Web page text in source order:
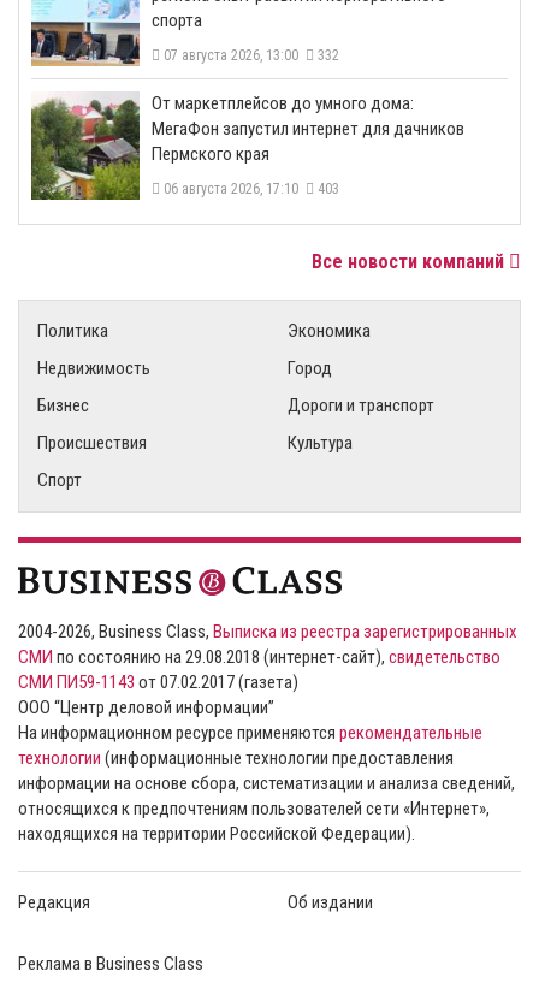
спорта
07 августа 2026, 13:00 332
От маркетплейсов до умного дома:
МегаФон запустил интернет для дачников
Пермского края
06 августа 2026, 17:10 403
Все новости компаний
Политика
Экономика
Недвижимость
Город
Бизнес
Дороги и транспорт
Происшествия
Культура
Спорт
2004-2026, Business Class, Выписка из реестра зарегистрированных
СМИ по состоянию на 29.08.2018 (интернет-сайт), свидетельство
СМИ ПИ59-1143 от 07.02.2017 (газета)
ООО “Центр деловой информации”
На информационном ресурсе применяются рекомендательные
технологии (информационные технологии предоставления
информации на основе сбора, систематизации и анализа сведений,
относящихся к предпочтениям пользователей сети «Интернет»,
находящихся на территории Российской Федерации).
Редакция Об издании
Реклама в Business Class